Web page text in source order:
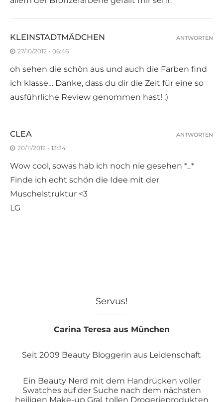
KLEINSTADTMÄDCHEN
27/10/2012 - 06:46
oh sehen die schön aus und auch die Farben find
ich klasse… Danke, dass du dir die Zeit für eine so
ausführliche Review genommen hast! :)
ANTWORTEN
CLEA
20/11/2012 - 13:34
Wow cool, sowas hab ich noch nie gesehen *_*
Finde ich echt schön die Idee mit der
Muschelstruktur <3
LG
ANTWORTEN
Servus!
Carina Teresa aus München
Seit 2009 Beauty Bloggerin aus Leidenschaft
Ein Beauty Nerd mit dem Handrücken voller
Swatches auf der Suche nach dem nächsten
heiligen Make-up Gral, tollen Drogerieprodukten